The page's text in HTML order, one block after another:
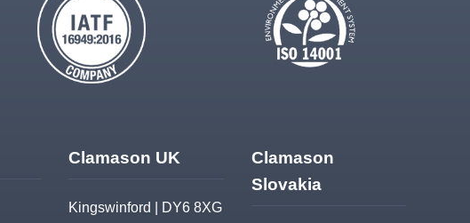
Clamason UK
Kingswinford | DY6 8XG
Clamason
Slovakia